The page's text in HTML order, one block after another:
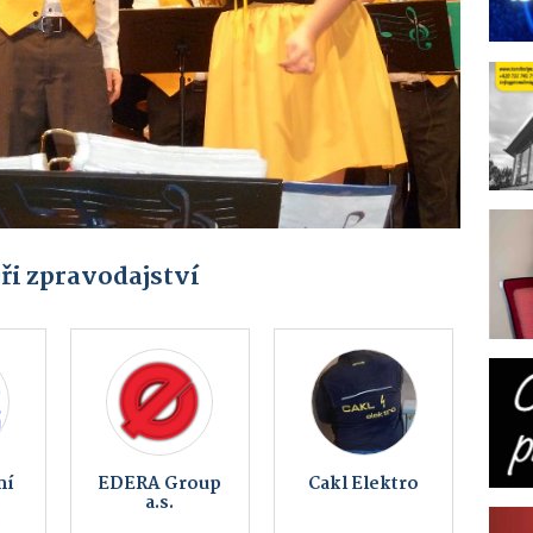
zpravodajství
Koupelna
music bar
Obec